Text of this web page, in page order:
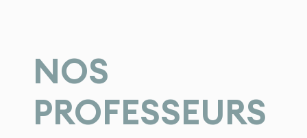
NOS
PROFESSEURS